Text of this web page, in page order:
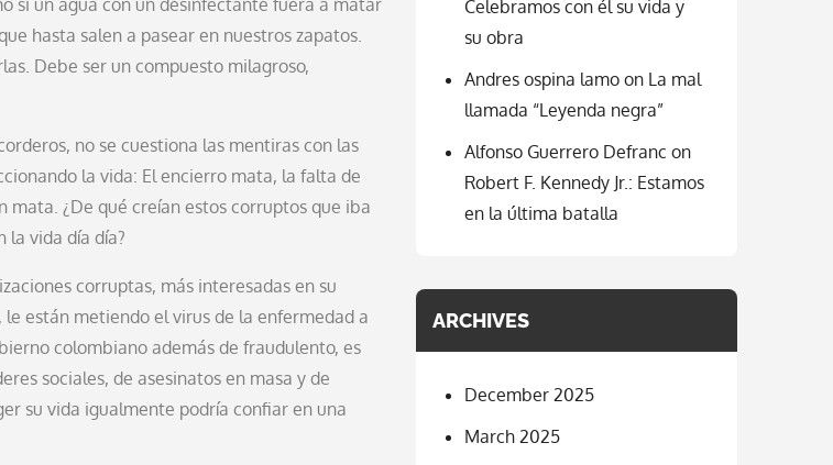
hasta salen a pasear en nuestros zapatos.
Debe ser un compuesto milagroso,
no se cuestiona las mentiras con las
la vida: El encierro mata, la falta de
¿De qué creían estos corruptos que iba
la vida día día?
corruptas, más interesadas en su
están metiendo el virus de la enfermedad a
colombiano además de fraudulento, es
sociales, de asesinatos en masa y de
su vida igualmente podría confiar en una
Celebramos con él su vida y
su obra
Andres ospina lamoon La mal
llamada “Leyenda negra”
Alfonso Guerrero Defranc on
Robert F. Kennedy Jr.: Estamos
en la última batalla
ARCHIVES
December 2025
March 2025